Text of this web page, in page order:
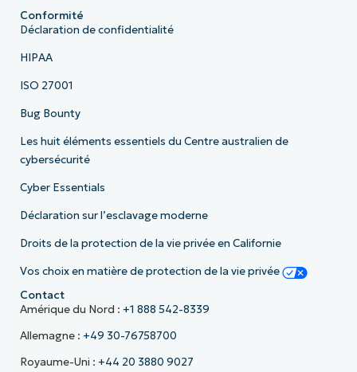
Conformité
Déclaration de confidentialité
HIPAA
ISO 27001
Bug Bounty
Les huit éléments essentiels du Centre australien de
cybersécurité
Cyber Essentials
Déclaration sur l’esclavage moderne
Droits de la protection de la vie privée en Californie
Vos choix en matière de protection de la vie privée
Contact
Amérique du Nord : +1 888 542-8339
Allemagne : +49 30-76758700
Royaume-Uni : +44 20 3880 9027